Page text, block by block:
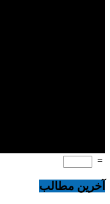
=
آخرین مطالب